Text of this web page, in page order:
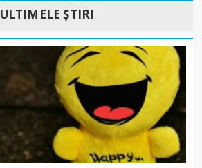
ULTIMELE ȘTIRI